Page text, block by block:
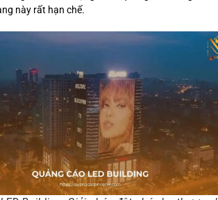
này rất hạn chế.